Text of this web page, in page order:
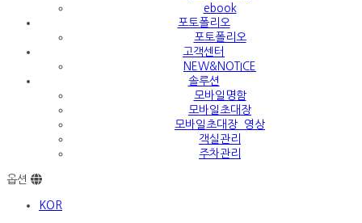
ebook
포토폴리오
포토폴리오
고객센터
NEW&NOTICE
솔루션
모바일명함
모바일초대장
모바일초대장_영상
객실관리
주차관리
옵션
KOR